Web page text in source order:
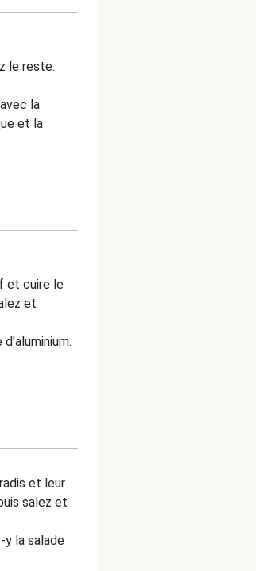
le reste.
la
et la
et cuire le
et
et leur
salez et
la salade